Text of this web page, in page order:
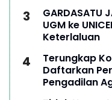
GARDASATU
UGM ke
Keterlaluan
Terungkap
Daftarkan
Pengadilan